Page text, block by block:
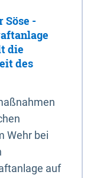
Söse -
die
des
Wehr bei
auf